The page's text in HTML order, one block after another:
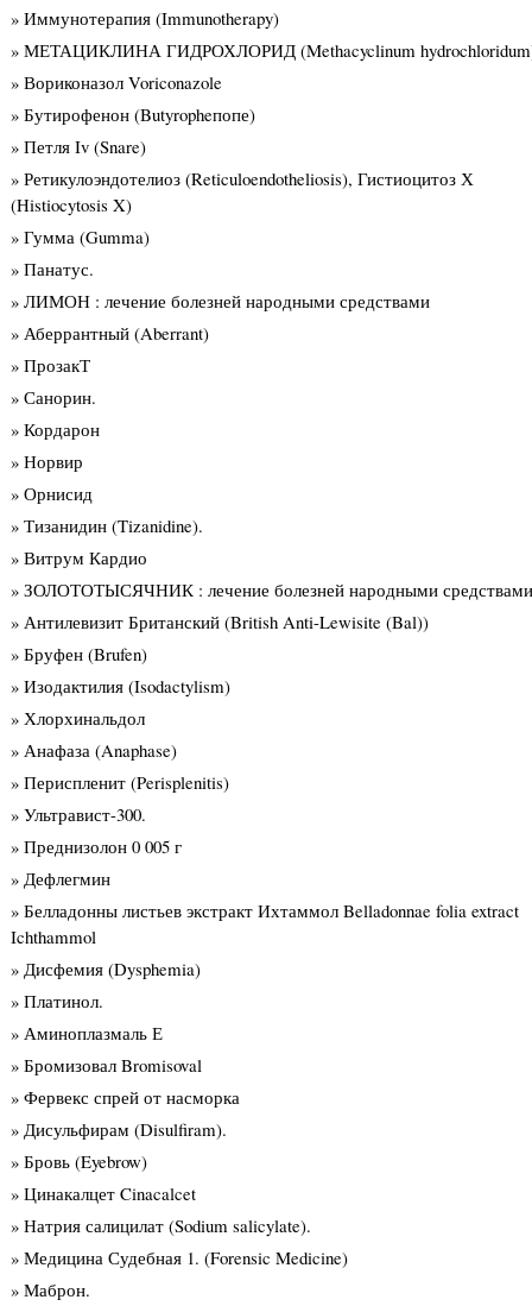
» Иммунотерапия (Immunotherapy)
» МЕТАЦИКЛИНА ГИДРОХЛОРИД (Methacyclinum
» Вориконазол Voriconazole
» Бутирофенон (Butyropheпопе)
» Петля Iv (Snare)
» Ретикулоэндотелиоз (Reticuloendotheliosis), Гистиоцитоз Х
(Histiocytosis X)
» Гумма (Gumma)
» Панатус.
» ЛИМОН : лечение болезней народными средствами
» Аберрантный (Aberrant)
» ПрозакТ
» Санорин.
» Кордарон
» Норвир
» Орнисид
» Тизанидин (Tizanidine).
» Витрум Кардио
» ЗОЛОТОТЫСЯЧНИК : лечение болезней народными средствами
» Антилевизит Британский (British Anti-Lewisite (Bal))
» Бруфен (Brufen)
» Изодактилия (Isodactylism)
» Хлорхинальдол
» Анафаза (Anaphase)
» Периспленит (Perisplenitis)
» Ультравист-300.
» Преднизолон 0 005 г
» Дефлегмин
» Белладонны листьев экстракт Ихтаммол Belladonnae folia extract
Ichthammol
» Дисфемия (Dysphemia)
» Платинол.
» Аминоплазмаль Е
» Бромизовал Bromisoval
» Фервекс спрей от насморка
» Дисульфирам (Disulfiram).
» Бровь (Eyebrow)
» Цинакалцет Cinacalcet
» Натрия салицилат (Sodium salicylate).
» Медицина Судебная 1. (Forensic Medicine)
» Маброн.